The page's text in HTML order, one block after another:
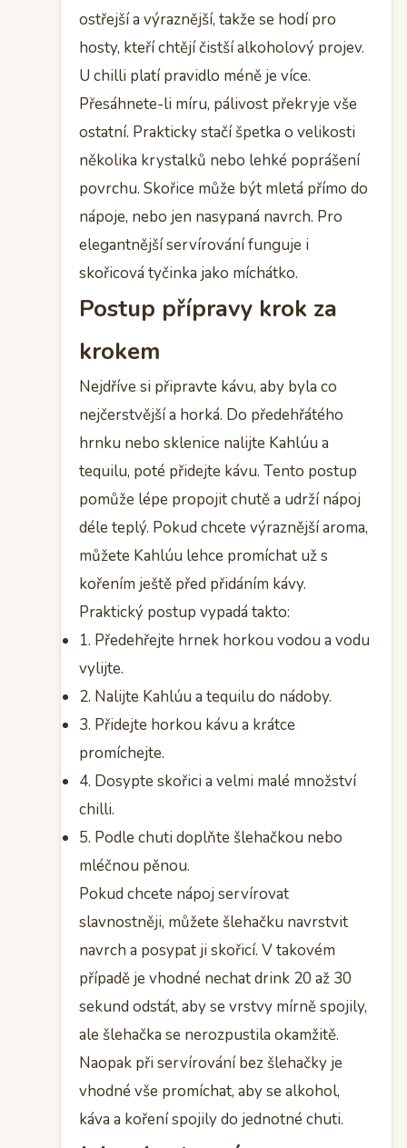
ostřejší a výraznější, takže se hodí pro
hosty, kteří chtějí čistší alkoholový projev.
U chilli platí pravidlo méně je více.
Přesáhnete-li míru, pálivost překryje vše
ostatní. Prakticky stačí špetka o velikosti
několika krystalků nebo lehké poprášení
povrchu. Skořice může být mletá přímo do
nápoje, nebo jen nasypaná navrch. Pro
elegantnější servírování funguje i
skořicová tyčinka jako míchátko.
Postup přípravy krok za
krokem
Nejdříve si připravte kávu, aby byla co
nejčerstvější a horká. Do předehřátého
hrnku nebo sklenice nalijte Kahlúu a
tequilu, poté přidejte kávu. Tento postup
pomůže lépe propojit chutě a udrží nápoj
déle teplý. Pokud chcete výraznější aroma,
můžete Kahlúu lehce promíchat už s
kořením ještě před přidáním kávy.
Praktický postup vypadá takto:
1. Předehřejte hrnek horkou vodou a vodu
vylijte.
2. Nalijte Kahlúu a tequilu do nádoby.
3. Přidejte horkou kávu a krátce
promíchejte.
4. Dosypte skořici a velmi malé množství
chilli.
5. Podle chuti doplňte šlehačkou nebo
mléčnou pěnou.
Pokud chcete nápoj servírovat
slavnostněji, můžete šlehačku navrstvit
navrch a posypat ji skořicí. V takovém
případě je vhodné nechat drink 20 až 30
sekund odstát, aby se vrstvy mírně spojily,
ale šlehačka se nerozpustila okamžitě.
Naopak při servírování bez šlehačky je
vhodné vše promíchat, aby se alkohol,
káva a koření spojily do jednotné chuti.